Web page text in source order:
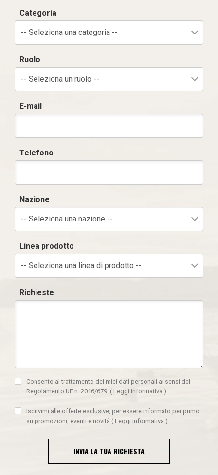
Categoria
-- Seleziona una categoria --
Ruolo
-- Seleziona un ruolo --
E-mail
Telefono
Nazione
-- Seleziona una nazione --
Linea prodotto
-- Seleziona una linea di prodotto --
Richieste
Consento al trattamento dei miei dati personali ai sensi del
Regolamento UE n. 2016/679. ( Leggi informativa )
Iscrivimi alle offerte esclusive, per essere informato per primo
su promozioni, eventi e novità ( Leggi informativa )
INVIA LA TUA RICHIESTA